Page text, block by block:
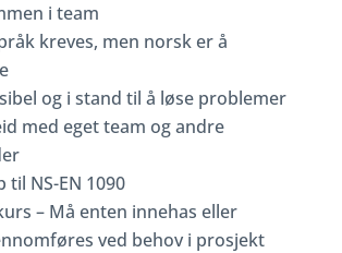
i team
kreves, men norsk er å
og i stand til å løse problemer
med eget team og andre
til NS-EN 1090
– Må enten innehas eller
ved behov i prosjekt